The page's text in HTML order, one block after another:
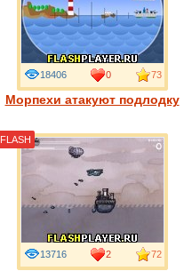
Морпехи атакуют подлодку
18406 0 73
13716 2 72
FLASH